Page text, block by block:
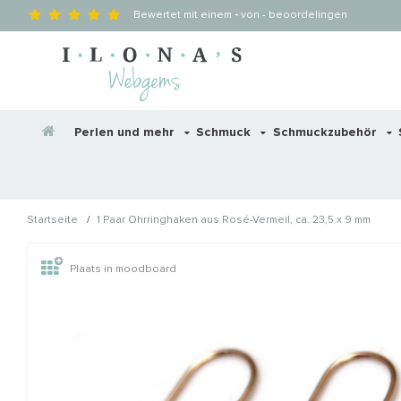
Bewertet mit einem - von - beoordelingen
Perlen und mehr Schmuck Schmuckzubehör
Startseite / 1 Paar Ohrringhaken aus Rosé-Vermeil, ca. 23,5 x 9 mm
Wellicht zijn deze
Plaats in moodboard